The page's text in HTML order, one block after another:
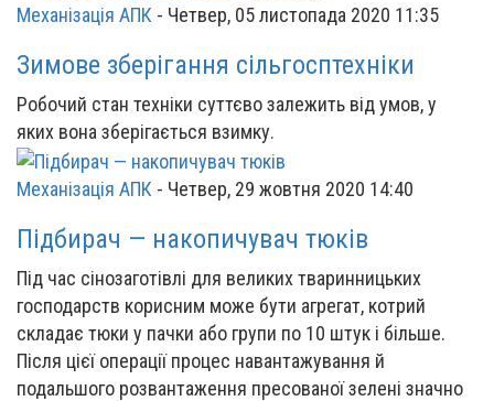
Механізація АПК - Четвер, 05 листопада 2020 11:35
Зимове зберігання сільгосптехніки
Робочий стан техніки суттєво залежить від умов, у
яких вона зберігається взимку.
Механізація АПК - Четвер, 29 жовтня 2020 14:40
Підбирач — накопичувач тюків
Під час сінозаготівлі для великих тваринницьких
господарств корисним може бути агрегат, котрий
складає тюки у пачки або групи по 10 штук і більше.
Після цієї операції процес навантажування й
подальшого розвантаження пресованої зелені значно